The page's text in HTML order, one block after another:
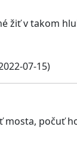
žiť v takom
07-15)
mosta, počuť